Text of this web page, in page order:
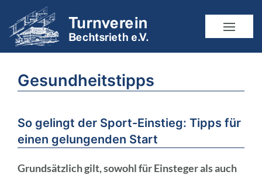
Gesundheitstipps
So gelingt der Sport-Einstieg: Tipps für
einen gelungenden Start
Grundsätzlich gilt, sowohl für Einsteger als auch